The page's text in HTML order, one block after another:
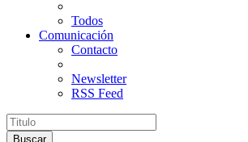
Todos
Comunicación
Contacto
Newsletter
RSS Feed
Buscar